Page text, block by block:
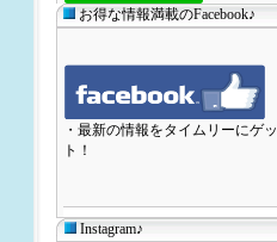
お得な情報満載のFacebook♪
・最新の情報をタイムリーにゲッ
ト！
Instagram♪